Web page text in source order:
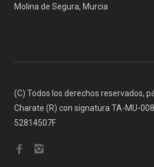
Molina de Segura, Murcia
(C) Todos los derechos reservados,
Charate (R) con signatura TA-MU-
52814507F